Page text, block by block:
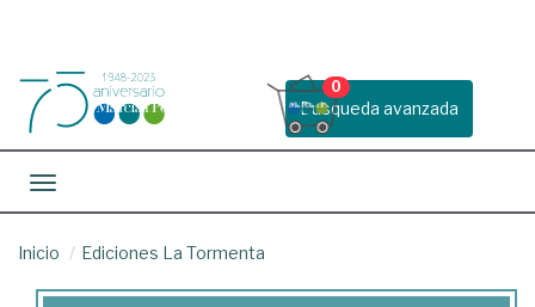
Busqueda avanzada
0
Toggle navigation
Inicio Ediciones La Tormenta